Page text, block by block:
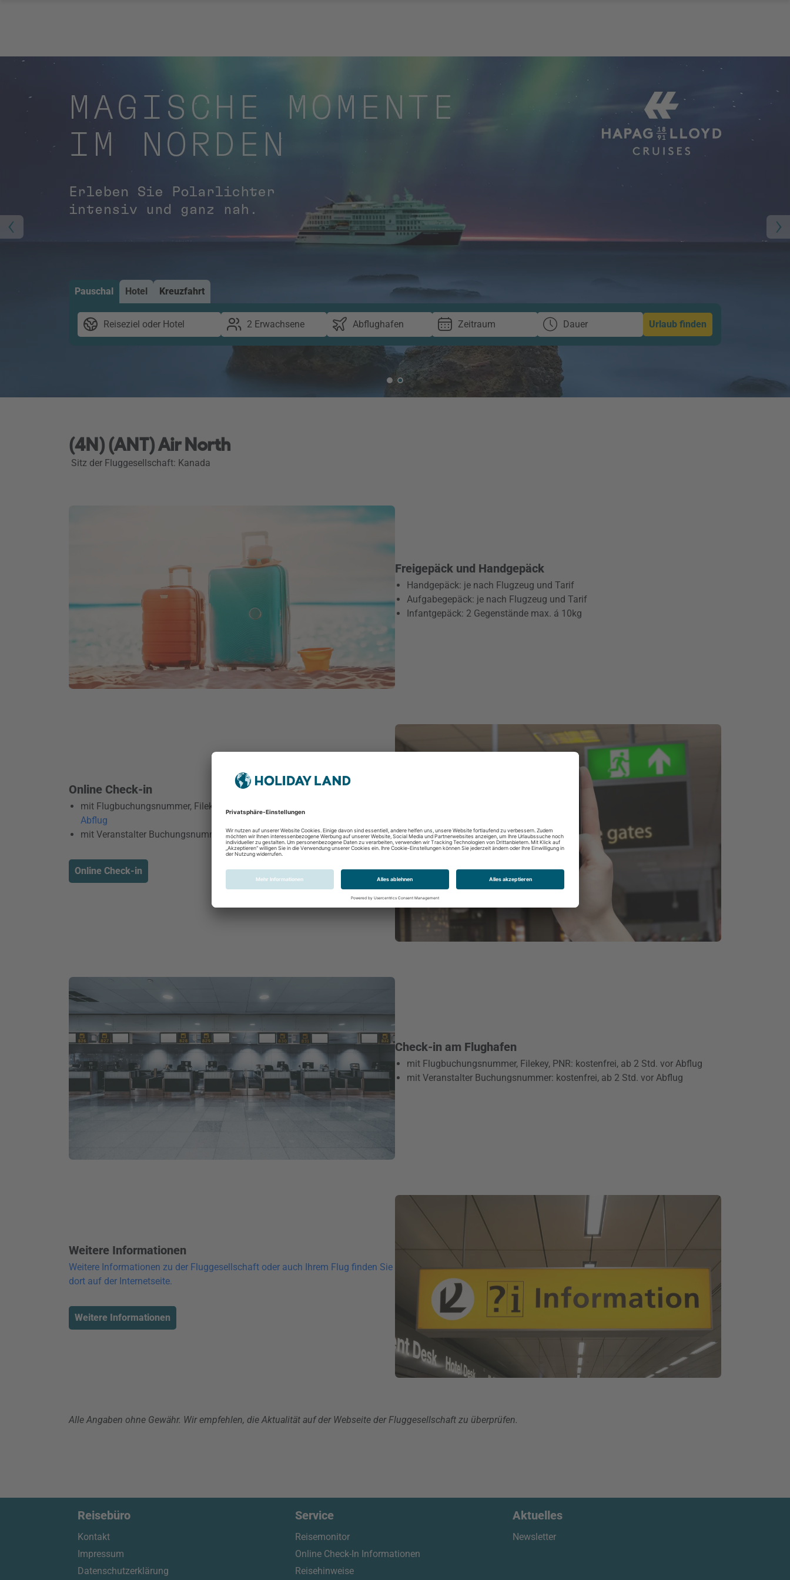
Pauschal Hotel Kreuzfahrt
Reiseziel oder Hotel 2 Erwachsene Abflughafen Zeitraum Dauer Urlaub finden
(4N) (ANT) Air North
Sitz der Fluggesellschaft: Kanada
Freigepäck und Handgepäck
Handgepäck: je nach Flugzeug und Tarif
Aufgabegepäck: je nach Flugzeug und Tarif
Infantgepäck: 2 Gegenstände max. á 10kg
Online Check-in
mit Flugbuchungsnummer, Filekey, PNR:
Abflug
mit Veranstalter Buchungsnummer: nicht möglich
Online Check-in
Check-in am Flughafen
mit Flugbuchungsnummer, Filekey, PNR: kostenfrei, ab 2 Std. vor Abflug
mit Veranstalter Buchungsnummer: kostenfrei, ab 2 Std. vor Abflug
Weitere Informationen
Weitere Informationen zu der Fluggesellschaft oder auch Ihrem Flug finden Sie
dort auf der Internetseite.
Weitere Informationen
Alle Angaben ohne Gewähr. Wir empfehlen, die Aktualität auf der Webseite der Fluggesellschaft zu überprüfen.
Reisebüro
Kontakt
Impressum
Datenschutzerklärung
Service
Reisemonitor
Online Check-In Informationen
Reisehinweise
Aktuelles
Newsletter